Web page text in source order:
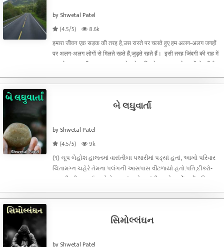
by Shwetal Patel
(4.5/5)
8.6k
हमारा जीवन एक सड़क की तरह है,उस रास्ते पर चलते हुए हम अलग-अलग जगहों
पर अलग-अलग लोगों से मिलते रहते हैं,जुड़ते रहते हैं। इसी तरह जिंदगी की राह में
एक मोड़ पर हमारी मुलाकात इस आलेख के ज़रिए लेखक-पाठक के रुपमें हो रही है
બે લઘુવાર્તાં
by Shwetal Patel
(4.5/5)
9k
(૧) ચૂપ બેહોશ હાલતમાં વાસંતીબા પથારીમાં પડ્યાં હતાં, આખો પરિવાર
ચિંતામગ્ન ચહેરે તેમના પલંગની આસપાસ વીંટળાયો હતો.પતિ,દીકરો-
વહુ, દીકરી-જમાઈ અને તેમના સંતાનો,વાસંતી બાનો હર્યોભર્યો પરિવાર
ગયા હતા.
સિમોલ્લંઘન
by Shwetal Patel